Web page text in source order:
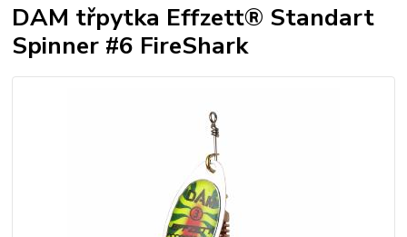
DAM třpytka Effzett® Standart
Spinner #6 FireShark